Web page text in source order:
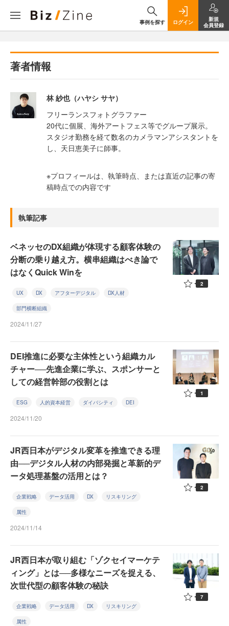
事例を探す ログイン
新規
会員登録
著者情報
林 紗也（ハヤシ サヤ）
フリーランスフォトグラファー
20代に個展、海外アートフェス等でグループ展示。
スタジオ勤務を経て数名のカメラマンアシスタントを
し、天日恵美子に師事。
※プロフィールは、執筆時点、または直近の記事の寄
稿時点での内容です
執筆記事
ベネッセのDX組織が体現する顧客体験の
分断の乗り越え方。横串組織はべき論で
はなくQuick Winを
UX DX アフターデジタル DX人材
部門横断組織
2024/11/27
2
DEI推進に必要な主体性という組織カル
チャー──先進企業に学ぶ、スポンサーと
しての経営幹部の役割とは
ESG 人的資本経営 ダイバシティ DEI
2024/11/20
1
JR西日本がデジタル変革を推進できる理
由──デジタル人材の内部発掘と革新的デ
ータ処理基盤の活用とは？
企業戦略 データ活用 DX リスキリング
属性
2024/11/14
2
JR西日本が取り組む「ゾクセイマーケテ
ィング」とは──多様なニーズを捉える、
次世代型の顧客体験の秘訣
企業戦略 データ活用 DX リスキリング
属性
7